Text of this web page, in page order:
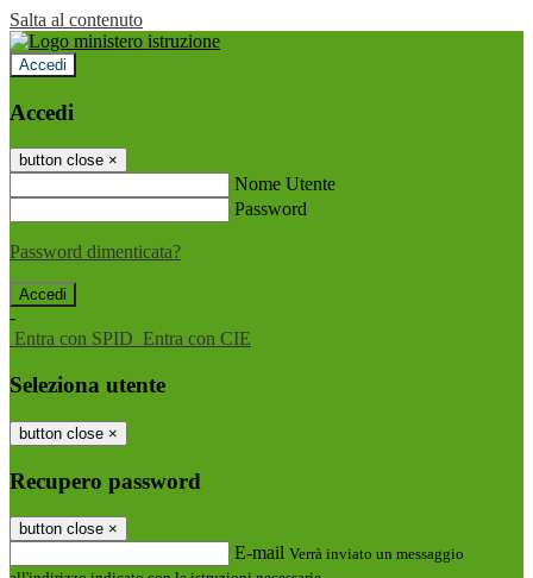
Salta al contenuto
Accedi
Accedi
button close ×
Nome Utente
Password
Password dimenticata?
-
Entra con SPID Entra con CIE
Seleziona utente
button close ×
Recupero password
button close ×
E-mail Verrà inviato un messaggio